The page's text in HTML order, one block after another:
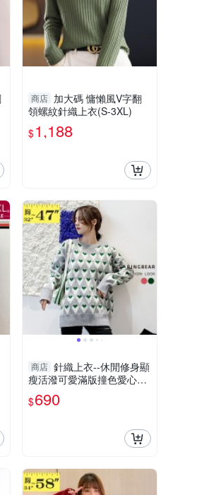
商店 加大碼 慵懶風V字翻
領螺紋針織上衣(S-3XL)
$1,188
商店 針織上衣--休閒修身顯
瘦活潑可愛滿版撞色愛心長
袖針織毛衣(紅.綠M-3L)-X3
97眼圈熊中大尺碼◎
$690